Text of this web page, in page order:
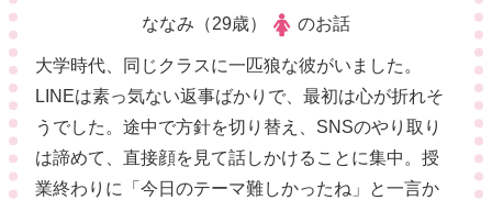
ななみ（29歳） のお話
大学時代、同じクラスに一匹狼な彼がいました。
LINEは素っ気ない返事ばかりで、最初は心が折れそ
うでした。途中で方針を切り替え、SNSのやり取り
は諦めて、直接顔を見て話しかけることに集中。授
業終わりに「今日のテーマ難しかったね」と一言か